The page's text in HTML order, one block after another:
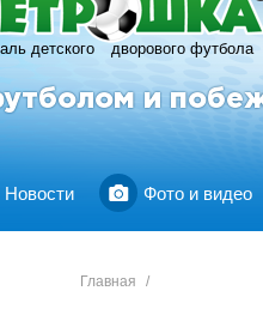
детского дворового футбола
и
Новости Фото и видео
Главная /